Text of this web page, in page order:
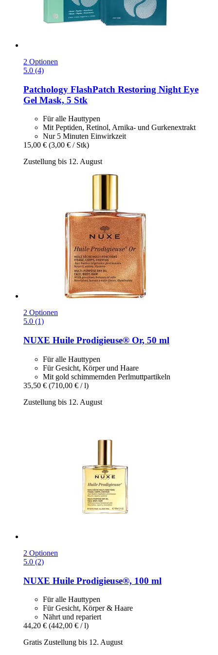
2 Optionen
5.0 (4)
Patchology FlashPatch Restoring Night Eye
Gel Mask, 5 Stk
Für alle Hauttypen
Mit Peptiden, Retinol, Arnika- und Gurkenextrakt
Nur 5 Minuten Einwirkzeit
15,00 € (3,00 € / Stk)
Zustellung bis 12. August
2 Optionen
5.0 (1)
NUXE Huile Prodigieuse® Or, 50 ml
Für alle Hauttypen
Für Gesicht, Körper und Haare
Mit gold schimmernden Perlmuttpartikeln
35,50 € (710,00 € / l)
Zustellung bis 12. August
2 Optionen
5.0 (2)
NUXE Huile Prodigieuse®, 100 ml
Für alle Hauttypen
Für Gesicht, Körper & Haare
Nährt und repariert
44,20 € (442,00 € / l)
Gratis Zustellung bis 12. August